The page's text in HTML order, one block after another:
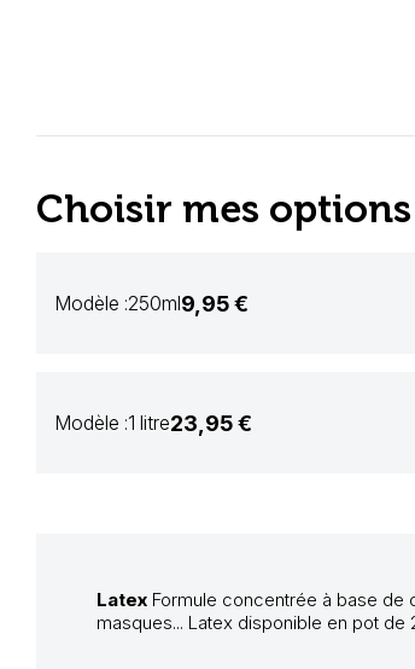
Choisir mes options
Modèle :250ml9,95 €
Modèle :1 litre23,95 €
Latex Formule concentrée à base
masques... Latex disponible en pot de